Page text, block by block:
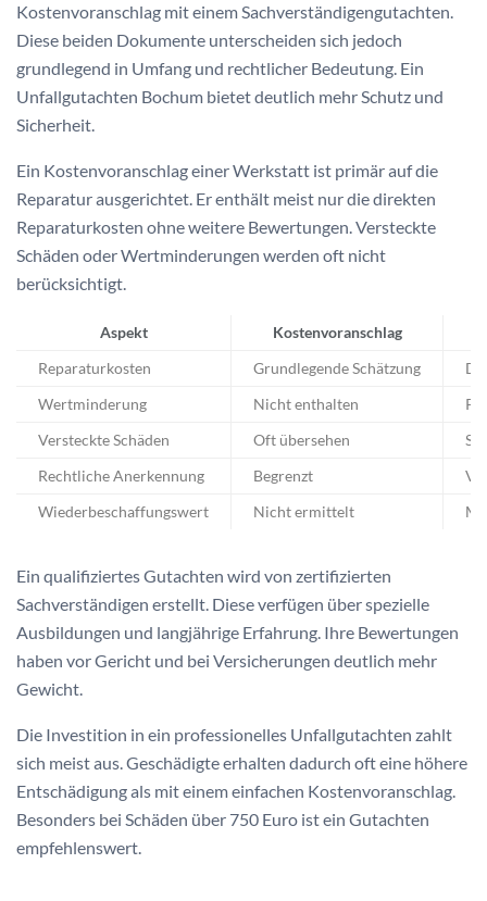
Kostenvoranschlag mit einem Sachverständigengutachten.
Diese beiden Dokumente unterscheiden sich jedoch
grundlegend in Umfang und rechtlicher Bedeutung. Ein
Unfallgutachten Bochum bietet deutlich mehr Schutz und
Sicherheit.
Ein Kostenvoranschlag einer Werkstatt ist primär auf die
Reparatur ausgerichtet. Er enthält meist nur die direkten
Reparaturkosten ohne weitere Bewertungen. Versteckte
Schäden oder Wertminderungen werden oft nicht
berücksichtigt.
Aspekt Kostenvoranschlag
Reparaturkosten Grundlegende Schätzung
Wertminderung Nicht enthalten
Versteckte Schäden Oft übersehen
Rechtliche Anerkennung Begrenzt
Wiederbeschaffungswert Nicht ermittelt
Ein qualifiziertes Gutachten wird von zertifizierten
Sachverständigen erstellt. Diese verfügen über spezielle
Ausbildungen und langjährige Erfahrung. Ihre Bewertungen
haben vor Gericht und bei Versicherungen deutlich mehr
Gewicht.
Die Investition in ein professionelles Unfallgutachten zahlt
sich meist aus. Geschädigte erhalten dadurch oft eine höhere
Entschädigung als mit einem einfachen Kostenvoranschlag.
Besonders bei Schäden über 750 Euro ist ein Gutachten
empfehlenswert.